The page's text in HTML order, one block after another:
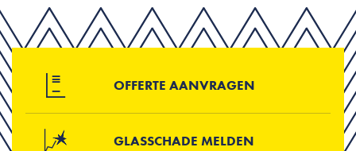
OFFERTE AANVRAGEN
GLASSCHADE MELDEN